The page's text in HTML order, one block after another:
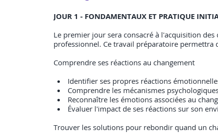
JOUR 1 - FONDAMENTAUX ET PRATIQUE
Le premier jour sera consacré à l'acquisition
professionnel. Ce travail préparatoire
Comprendre ses réactions au changement
Identifier ses propres réactions
Comprendre les mécanismes
Reconnaître les émotions associées au
Évaluer l'impact de ses réactions sur son
Trouver les solutions pour rebondir quand un